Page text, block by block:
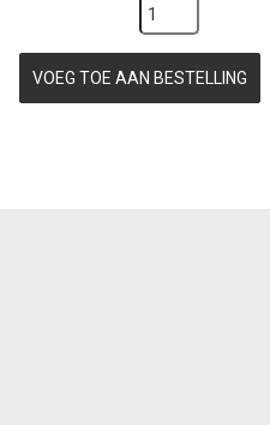
VOEG TOE AAN BESTELLING